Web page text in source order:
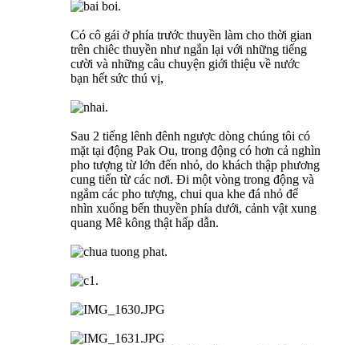
Có cô gái ở phía trước thuyền làm cho thời gian
trên chiêc thuyền như ngắn lại với những tiếng
cười và những câu chuyện giới thiệu về nước
bạn hết sức thú vị,
Sau 2 tiếng lênh đênh ngược dòng chúng tôi có
mặt tại động Pak Ou, trong động có hơn cả nghìn
pho tượng từ lớn đến nhỏ, do khách thập phương
cung tiến từ các nơi. Đi một vòng trong động và
ngắm các pho tượng, chui qua khe đá nhỏ để
nhìn xuống bến thuyền phía dưới, cảnh vật xung
quang Mê kông thật hấp dẫn.